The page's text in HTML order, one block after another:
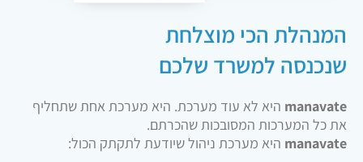
שנכנסה למשרד שלכם
manavate היא לא עוד מערכת. היא מערכת אחת שתחליף
את כל המערכות המסובכות שהכרתם.
manavate היא מערכת ניהול שיודעת לתקתק הכול: